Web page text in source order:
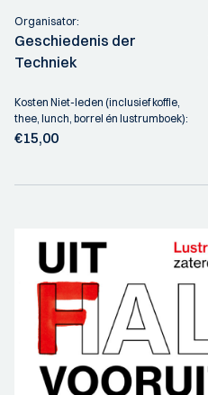
Organisator:
Geschiedenis der
Techniek
Kosten Niet-leden (inclusief koffie,
thee, lunch, borrel én lustrumboek):
€15,00